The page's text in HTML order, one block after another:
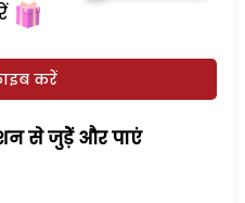
करें
से जुड़ेें और पाएं